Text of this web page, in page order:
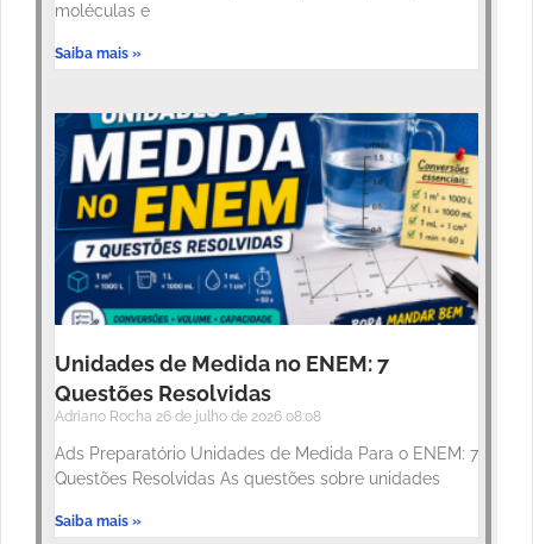
moléculas e
Saiba mais »
Unidades de Medida no ENEM: 7
Questões Resolvidas
Adriano Rocha 26 de julho de 2026 08:08
Ads Preparatório Unidades de Medida Para o ENEM: 7
Questões Resolvidas As questões sobre unidades
Saiba mais »